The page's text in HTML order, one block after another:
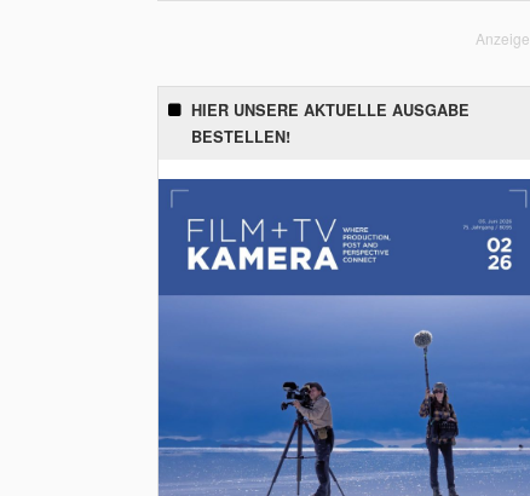
Anzeige
HIER UNSERE AKTUELLE AUSGABE
BESTELLEN!